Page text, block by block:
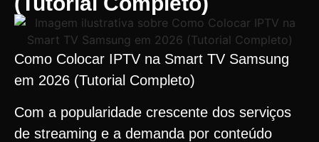
Como Colocar IPTV na Smart TV Samsung
em 2026 (Tutorial Completo)
Com a popularidade crescente dos serviços
de streaming e a demanda por conteúdo